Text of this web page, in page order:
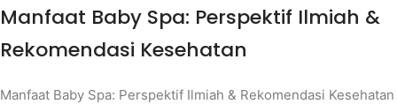
Manfaat Baby Spa: Perspektif Ilmiah &
Rekomendasi Kesehatan
Manfaat Baby Spa: Perspektif Ilmiah & Rekomendasi Kesehatan